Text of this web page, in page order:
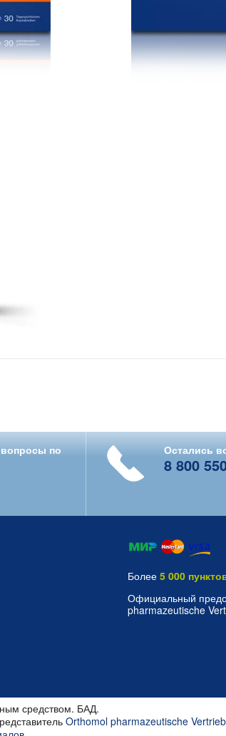
по
Остались
8 800
Более 5 000
Официальный
pharmazeutische
средством. БАД.
Orthomol pharmazeutische